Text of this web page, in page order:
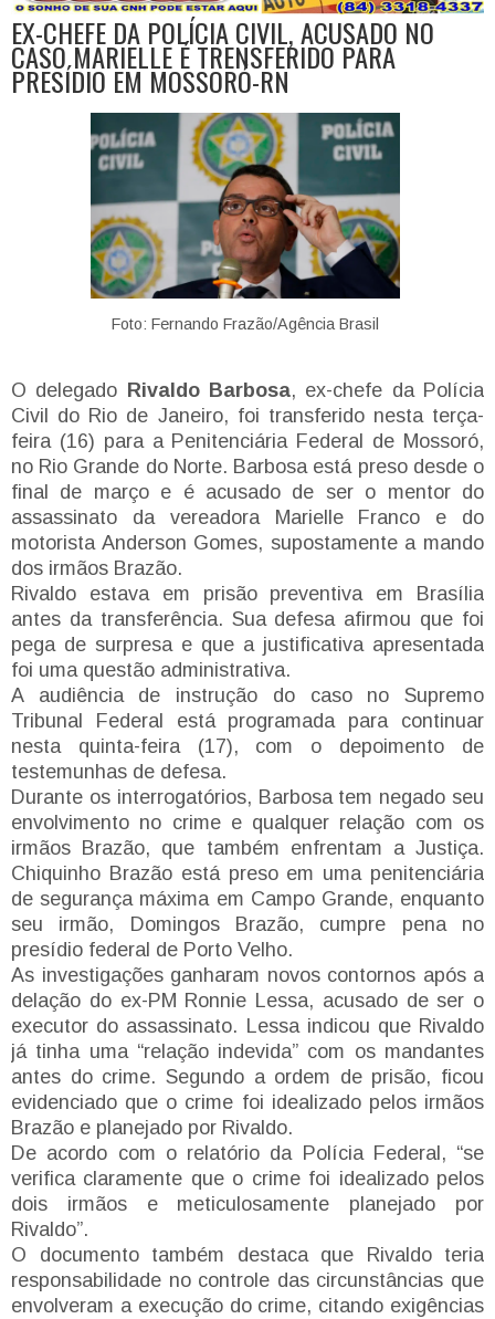
EX-CHEFE DA POLÍCIA CIVIL, ACUSADO NO
CASO MARIELLE É TRENSFERIDO PARA
PRESÍDIO EM MOSSORÓ-RN
Foto: Fernando Frazão/Agência Brasil
O delegado Rivaldo Barbosa, ex-chefe da Polícia
Civil do Rio de Janeiro, foi transferido nesta terça-
feira (16) para a Penitenciária Federal de Mossoró,
no Rio Grande do Norte. Barbosa está preso desde o
final de março e é acusado de ser o mentor do
assassinato da vereadora Marielle Franco e do
motorista Anderson Gomes, supostamente a mando
dos irmãos Brazão.
Rivaldo estava em prisão preventiva em Brasília
antes da transferência. Sua defesa afirmou que foi
pega de surpresa e que a justificativa apresentada
foi uma questão administrativa.
A audiência de instrução do caso no Supremo
Tribunal Federal está programada para continuar
nesta quinta-feira (17), com o depoimento de
testemunhas de defesa.
Durante os interrogatórios, Barbosa tem negado seu
envolvimento no crime e qualquer relação com os
irmãos Brazão, que também enfrentam a Justiça.
Chiquinho Brazão está preso em uma penitenciária
de segurança máxima em Campo Grande, enquanto
seu irmão, Domingos Brazão, cumpre pena no
presídio federal de Porto Velho.
As investigações ganharam novos contornos após a
delação do ex-PM Ronnie Lessa, acusado de ser o
executor do assassinato. Lessa indicou que Rivaldo
já tinha uma “relação indevida” com os mandantes
antes do crime. Segundo a ordem de prisão, ficou
evidenciado que o crime foi idealizado pelos irmãos
Brazão e planejado por Rivaldo.
De acordo com o relatório da Polícia Federal, “se
verifica claramente que o crime foi idealizado pelos
dois irmãos e meticulosamente planejado por
Rivaldo”.
O documento também destaca que Rivaldo teria
responsabilidade no controle das circunstâncias que
envolveram a execução do crime, citando exigências